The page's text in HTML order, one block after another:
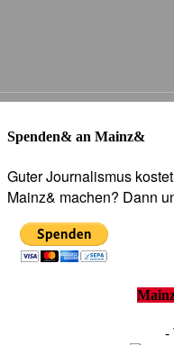
Spenden& an Mainz&
Guter Journalismus
Mainz& machen? Dann
-